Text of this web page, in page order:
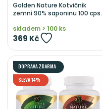
Golden Nature Kotvičník
zemní 90% saponinu 100 cps.
skladem > 100 ks
369 Kč
DOPRAVA ZDARMA
SLEVA 14%